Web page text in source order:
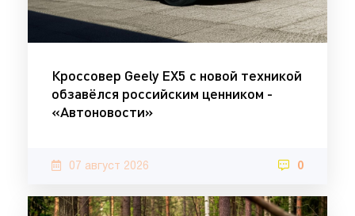
Кроссовер Geely EX5 с новой техникой
обзавёлся российским ценником -
«Автоновости»
07 август 2026 0